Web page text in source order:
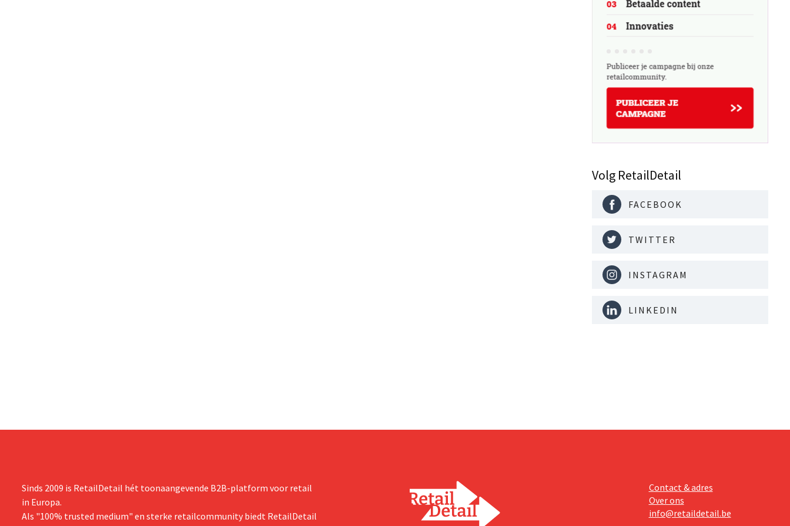
Volg RetailDetail
FACEBOOK
TWITTER
INSTAGRAM
LINKEDIN
Sinds 2009 is RetailDetail hét toonaangevende B2B-platform voor retail
in Europa.
Als "100% trusted medium" en sterke retailcommunity biedt RetailDetail
Contact & adres
Over ons
info@retaildetail.be